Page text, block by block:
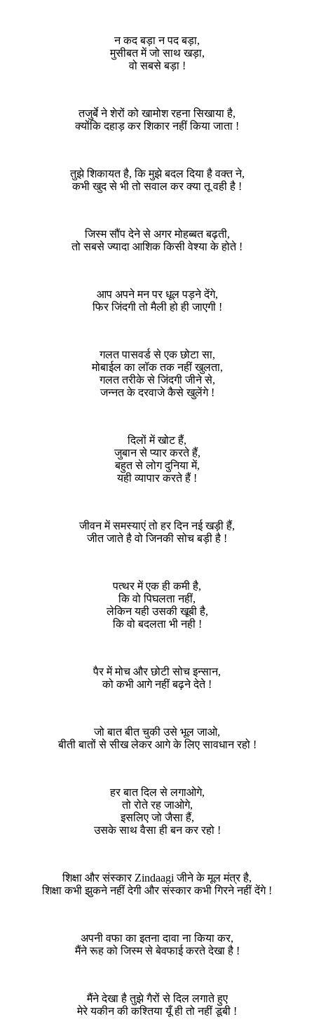
न कद बड़ा न पद बड़ा,
मुसीबत में जो साथ खड़ा,
वो सबसे बड़ा !
तजुर्बे ने शेरों को खामोश रहना सिखाया है,
क्योंकि दहाड़ कर शिकार नहीं किया जाता !
तुझे शिकायत है, कि मुझे बदल दिया है वक्त ने,
कभी खुद से भी तो सवाल कर क्या तू वही है !
जिस्म सौंप देने से अगर मोहब्बत बढ़ती,
तो सबसे ज्यादा आशिक किसी वेश्या के होते !
आप अपने मन पर धूल पड़ने देंगे,
फिर जिंदगी तो मैली हो ही जाएगी !
गलत पासवर्ड से एक छोटा सा,
मोबाईल का लॉक तक नहीं खुलता,
गलत तरीके से जिंदगी जीने से,
जन्नत के दरवाजे कैसे खुलेंगे !
दिलों में खोट हैं,
जुबान से प्यार करते हैं,
बहुत से लोग दुनिया में,
यही व्यापार करते हैं !
जीवन में समस्याएं तो हर दिन नई खड़ी हैं,
जीत जाते है वो जिनकी सोच बड़ी है !
पत्थर में एक ही कमी है,
कि वो पिघलता नहीं,
लेकिन यही उसकी खूबी है,
कि वो बदलता भी नही !
पैर में मोच और छोटी सोच इन्सान,
को कभी आगे नहीं बढ़ने देते !
जो बात बीत चुकी उसे भूल जाओ,
बीती बातों से सीख लेकर आगे के लिए सावधान रहो !
हर बात दिल से लगाओगे,
तो रोते रह जाओगे,
इसलिए जो जैसा हैं,
उसके साथ वैसा ही बन कर रहो !
शिक्षा और संस्कार Zindaagi जीने के मूल मंत्र है,
शिक्षा कभी झुकने नहीं देगी और संस्कार कभी गिरने नहीं देंगे !
अपनी वफा का इतना दावा ना किया कर,
मैंने रूह को जिस्म से बेवफाई करते देखा है !
मैंने देखा है तुझे गैरों से दिल लगाते हुए
मेरे यकीन की कश्तिया यूँ ही तो नहीं डूबी !